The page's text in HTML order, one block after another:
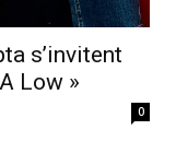
s’invitent
Low »
0